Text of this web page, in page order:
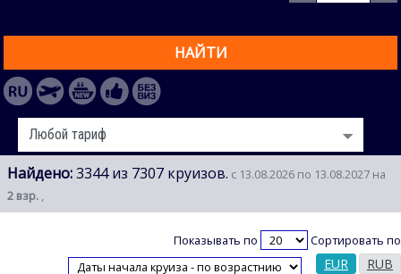
НАЙТИ
Найдено:3344 из 7307 круизов. с 13.08.2026 по 13.08.2027 на
2 взр. ,
Показывать по Сортировать по
EUR RUB